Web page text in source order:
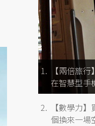
【兩倍旅
在智慧型手
【數學力
個換來一場